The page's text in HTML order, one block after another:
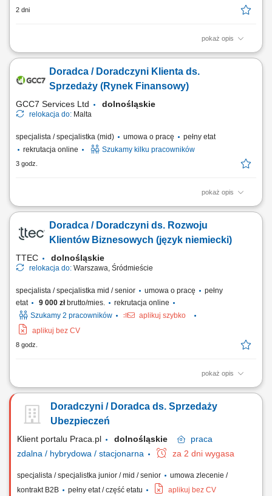
2 dni
pokaż opis
What we do We are dedicated to helping the world's leading companies
digital. Cognizant Poland offices are located in Gdańsk, Wrocław, and
Kraków. With the capacity to support various clients, we offer a world of...
Doradca / Doradczyni Klienta ds.
Sprzedaży (Rynek Finansowy)
GCC7 Services Ltd dolnośląskie
relokacja do: Malta
specjalista / specjalistka (mid) umowa o pracę
pełny etat
rekrutacja online
Szukamy kilku pracowników
3 godz.
pokaż opis
Zakres obowiązków: Telefoniczny kontakt z klientami zainteresowanymi
edukacji finansowej. Budowanie długofalowych relacji z klientami oraz
pozyskiwanie nowych odbiorców dla partnerów biznesowych.
Doradca / Doradczyni ds. Rozwoju
Klientów Biznesowych (język niemiecki)
TTEC dolnośląskie
relokacja do: Warszawa, Śródmieście
specjalista / specjalistka mid / senior umowa o pracę
pełny
etat
9 000 złbrutto/mies.
rekrutacja online
Szukamy 2 pracowników
aplikuj szybko
aplikuj bez CV
8 godz.
pokaż opis
Opis stanowiska pozyskiwanie informacji o potencjalnych klientach i
oraz budowanie zainteresowania ofertą, współpraca z zespołem
sprzedaży w zakresie przygotowywania nowych możliwości
Doradczyni / Doradca ds. Sprzedaży
Ubezpieczeń
Klient portalu Praca.pl dolnośląskie
praca
zdalna / hybrydowa / stacjonarna
za 2 dni wygasa
specjalista / specjalistka junior / mid / senior
umowa zlecenie /
kontrakt B2B
pełny etat / część etatu aplikuj bez CV